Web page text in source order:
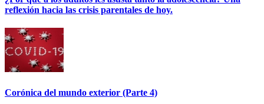
reflexión hacia las crisis parentales de hoy.
Corónica del mundo exterior (Parte 4)